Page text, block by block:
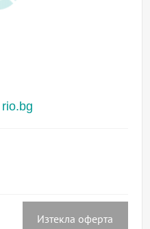
rio.bg
Изтекла оферта